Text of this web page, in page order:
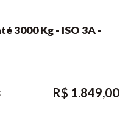
3000 Kg - ISO 3A -
R$ 1.849,00